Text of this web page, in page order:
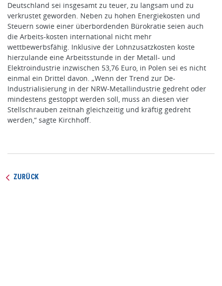
Deutschland sei insgesamt zu teuer, zu langsam und zu
verkrustet geworden. Neben zu hohen Energiekosten und
Steuern sowie einer überbordenden Bürokratie seien auch
die Arbeits-kosten international nicht mehr
wettbewerbsfähig. Inklusive der Lohnzusatzkosten koste
hierzulande eine Arbeitsstunde in der Metall- und
Elektroindustrie inzwischen 53,76 Euro, in Polen sei es nicht
einmal ein Drittel davon. „Wenn der Trend zur De-
Industrialisierung in der NRW-Metallindustrie gedreht oder
mindestens gestoppt werden soll, muss an diesen vier
Stellschrauben zeitnah gleichzeitig und kräftig gedreht
werden,“ sagte Kirchhoff.
ZURÜCK